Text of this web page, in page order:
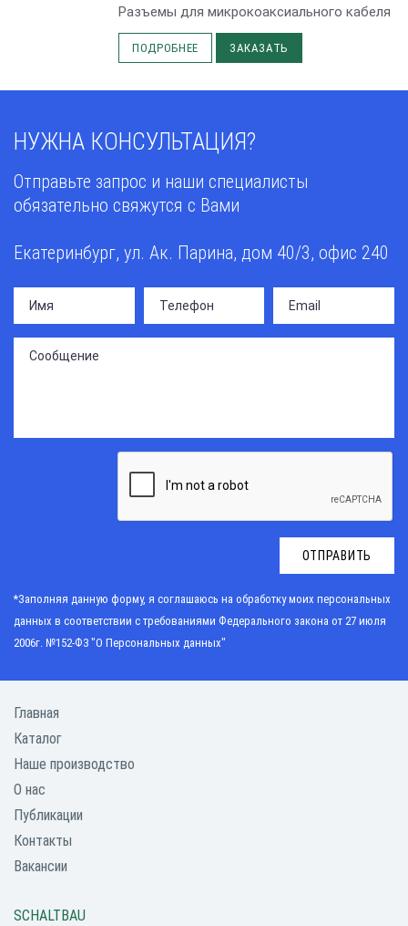
Разъемы для микрокоаксиального кабеля
ПОДРОБНЕЕ ЗАКАЗАТЬ
НУЖНА КОНСУЛЬТАЦИЯ?
Отправьте запрос и наши специалисты
обязательно свяжутся с Вами
Екатеринбург, ул. Ак. Парина, дом 40/3, офис 240
ОТПРАВИТЬ
*Заполняя данную форму, я соглашаюсь на обработку моих персональных
данных в соответствии с требованиями Федерального закона от 27 июля
2006г. №152-Ф3 "О Персональных данных"
Главная
Каталог
Наше производство
О нас
Публикации
Контакты
Вакансии
SCHALTBAU